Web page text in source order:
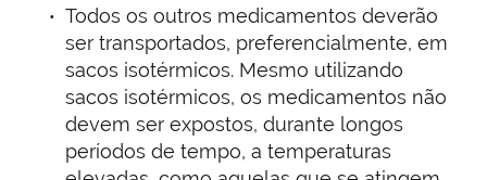
Todos os outros medicamentos deverão
ser transportados, preferencialmente, em
sacos isotérmicos. Mesmo utilizando
sacos isotérmicos, os medicamentos não
devem ser expostos, durante longos
períodos de tempo, a temperaturas